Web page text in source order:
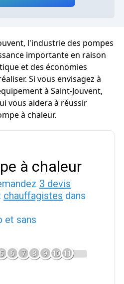
l'industrie des pompes
importante en raison
et des économies
Si vous envisagez à
à Saint-Jouvent,
vous aidera à réussir
à chaleur.
à chaleur
3 devis
chauffagistes dans
et sans
5 6 7 8 9 10 11